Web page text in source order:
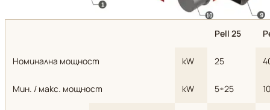
Pell 25
Номинална мощност kW 25
Мин. / макс. мощност kW 5÷25